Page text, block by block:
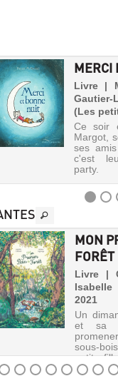
MERCI
Livre |
(Les
Ce soir
Margot,
ses
c'est
party.
MON
FORÊT
Livre |
2021
Un
et sa
sous-
petite
Elle